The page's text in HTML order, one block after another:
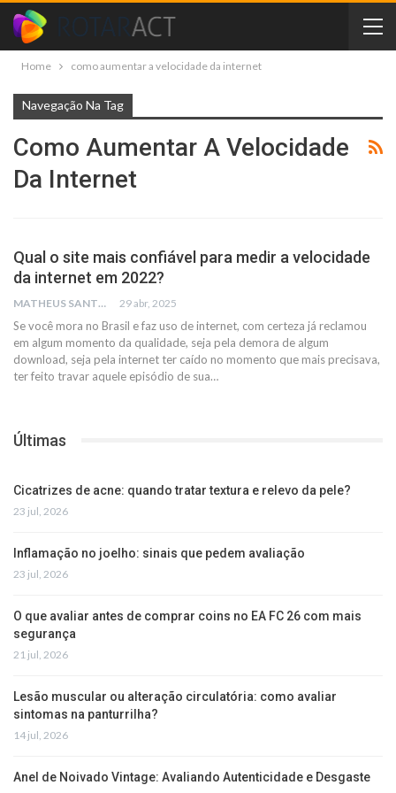
Home como aumentar a velocidade da internet
Navegação Na Tag
Como Aumentar A Velocidade
Da Internet
Qual o site mais confiável para medir a velocidade
da internet em 2022?
MATHEUS SANTOS 29 abr, 2025
Se você mora no Brasil e faz uso de internet, com certeza já reclamou
em algum momento da qualidade, seja pela demora de algum
download, seja pela internet ter caído no momento que mais precisava,
ter feito travar aquele episódio de sua…
Últimas
Cicatrizes de acne: quando tratar textura e relevo da pele?
23 jul, 2026
Inflamação no joelho: sinais que pedem avaliação
23 jul, 2026
O que avaliar antes de comprar coins no EA FC 26 com mais
segurança
21 jul, 2026
Lesão muscular ou alteração circulatória: como avaliar
sintomas na panturrilha?
14 jul, 2026
Anel de Noivado Vintage: Avaliando Autenticidade e Desgaste